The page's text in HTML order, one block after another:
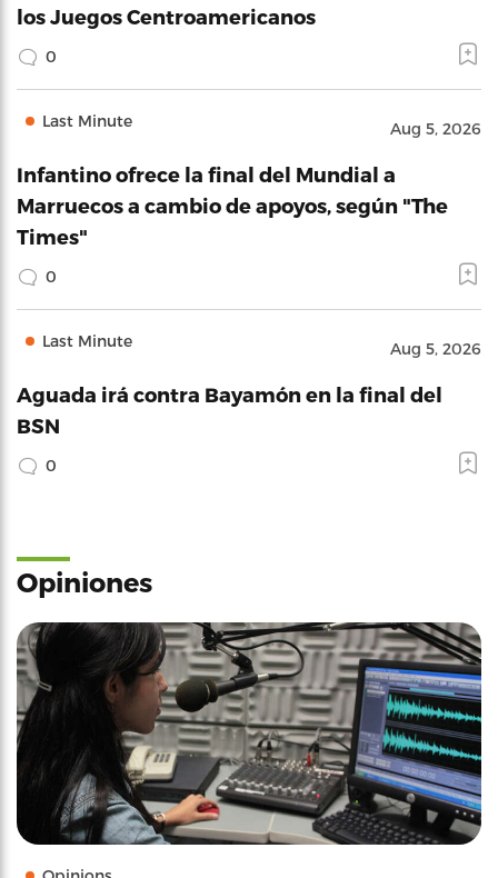
los Juegos Centroamericanos
0
Last Minute Aug 5, 2026
Infantino ofrece la final del Mundial a
Marruecos a cambio de apoyos, según "The
Times"
0
Last Minute Aug 5, 2026
Aguada irá contra Bayamón en la final del
BSN
0
Opiniones